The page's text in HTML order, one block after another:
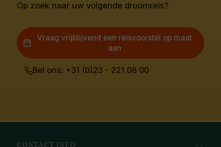
Op zoek naar uw volgende droomreis?
Vraag vrijblijvend een reisvoorstel op maat
aan
Bel ons: +31 (0)23 - 221 08 00
CONTACT INFO